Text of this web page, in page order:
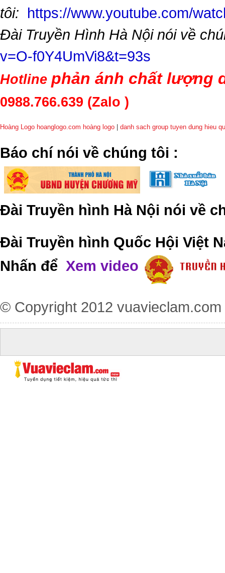
tôi: https://www.youtube.com/
Đài Truyền Hình Hà Nội nói về
v=O-f0Y4UmVi8&t=93s
Hotline phản ánh chất lượng
0988.766.639 (Zalo )
Hoàng Logo hoanglogo.com hoàng logo danh sach group tuyen dung hieu
​Báo chí nói về chúng tôi :
Đài Truyền hình Hà Nội nói về
Đài Truyền hình Quốc Hội Việt
Nhấn để Xem video
© Copyright 2012 vuavieclam.com